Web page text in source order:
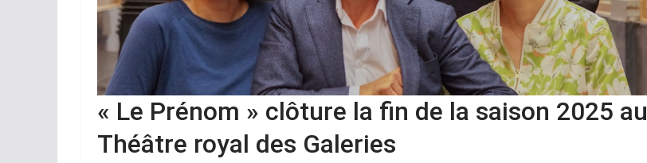
« Le Prénom » clôture la fin de la saison 2025 au
Théâtre royal des Galeries